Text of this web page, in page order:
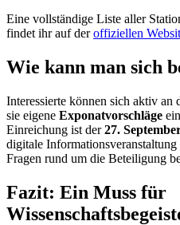
Eine vollständige Liste aller
findet ihr auf deroffiziellen
Wie kann man sich
Interessierte können sich aktiv an
sie eigene Exponatvorschläge
Einreichung ist der27.
digitale Informationsveranstaltung
Fragen rund um die Beteiligung
Fazit: Ein Muss für